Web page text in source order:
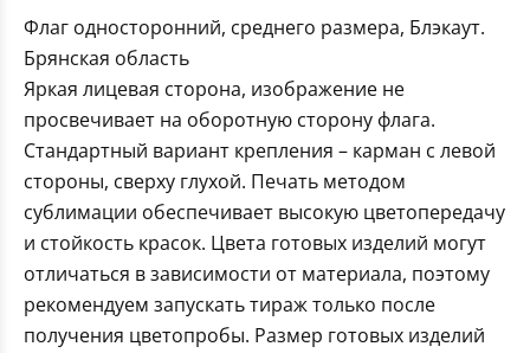
Флаг односторонний, среднего размера, Блэкаут.
Брянская область
Яркая лицевая сторона, изображение не
просвечивает на оборотную сторону флага.
Стандартный вариант крепления – карман с левой
стороны, сверху глухой. Печать методом
сублимации обеспечивает высокую цветопередачу
и стойкость красок. Цвета готовых изделий могут
отличаться в зависимости от материала, поэтому
рекомендуем запускать тираж только после
получения цветопробы. Размер готовых изделий